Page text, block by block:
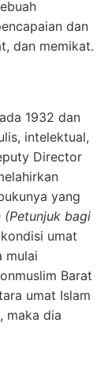
dan
dan memikat.
1932 dan
intelektual,
Director
yang
(Petunjuk bagi
umat
mulai
Barat
umat Islam
maka dia